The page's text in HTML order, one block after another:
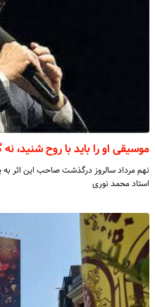
موسیقی او را باید با روح شنید،
نهم مرداد سالروز درگذشت صاحب این اثر
استاد محمد نوری